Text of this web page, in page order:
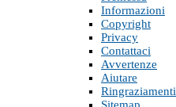
Informazioni
Copyright
Privacy
Contattaci
Avvertenze
Aiutare
Ringraziamenti